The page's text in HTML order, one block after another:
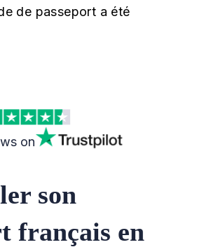
de passeport a été
on
son
français en